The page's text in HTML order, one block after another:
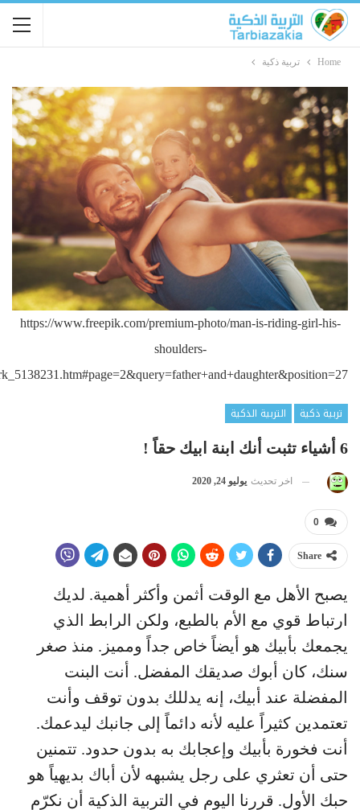
Home تربية ذكية
https://www.freepik.com/premium-photo/man-is-riding-girl-his-
shoulders-
تربية ذكية
التربية الذكية
6 أشياء تثبت أنك ابنة ابيك حقاً !
اخر تحديث يوليو 24, 2020
0
Share
يصبح الأهل مع الوقت أثمن وأكثر أهمية. لديك
ارتباط قوي مع الأم بالطبع، ولكن الرابط الذي
يجمعك بأبيك هو أيضاً خاص جداً ومميز. منذ صغر
سنك، كان أبوك صديقك المفضل. أنت البنت
المفضلة عند أبيك، إنه يدللك بدون توقف وأنت
تعتمدين كثيراً عليه لأنه دائماً إلى جانبك ليدعمك.
أنت فخورة بأبيك وإعجابك به بدون حدود. تتمنين
حتى أن تعثري على رجل يشبهه لأن أباك بديهياً هو
حبك الأول. قررنا اليوم في التربية الذكية أن نكرّم